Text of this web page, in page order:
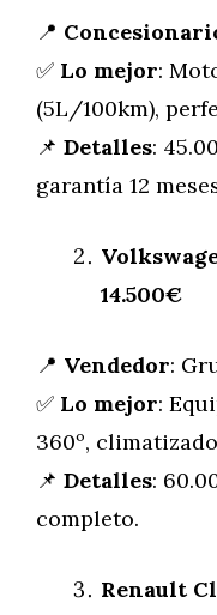
📍
✅ Lo mejor:
(5L/100km),
📌 Detalles:
garantía 12
14.500€
📍 Vendedor:
✅ Lo mejor:
360º,
📌 Detalles:
completo.
Renault